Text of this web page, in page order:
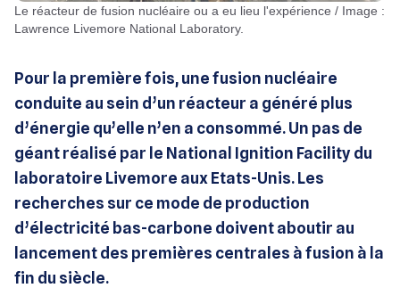
Le réacteur de fusion nucléaire ou a eu lieu l'expérience / Image :
Lawrence Livemore National Laboratory.
Pour la première fois, une fusion nucléaire
conduite au sein d’un réacteur a généré plus
d’énergie qu’elle n’en a consommé. Un pas de
géant réalisé par le National Ignition Facility du
laboratoire Livemore aux Etats-Unis. Les
recherches sur ce mode de production
d’électricité bas-carbone doivent aboutir au
lancement des premières centrales à fusion à la
fin du siècle.